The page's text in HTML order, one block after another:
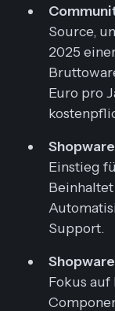
Source,
2025
Euro pro
Einstieg
Support.
Fokus auf